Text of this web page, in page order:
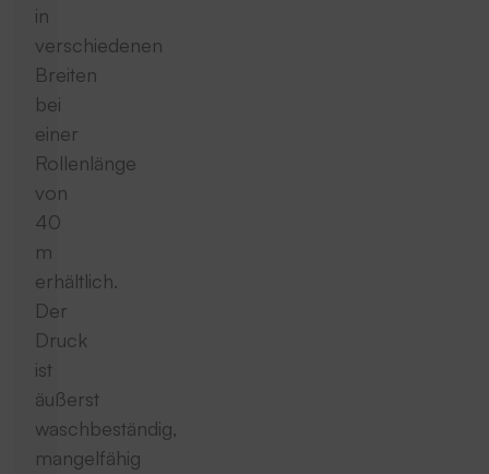
in
verschiedenen
Breiten
bei
einer
Rollenlänge
von
40
m
erhältlich.
Der
Druck
ist
äußerst
waschbeständig,
mangelfähig